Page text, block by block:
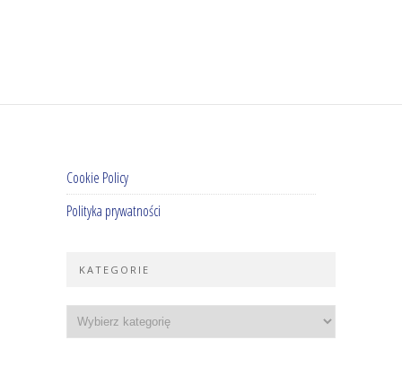
Cookie Policy
Polityka prywatności
KATEGORIE